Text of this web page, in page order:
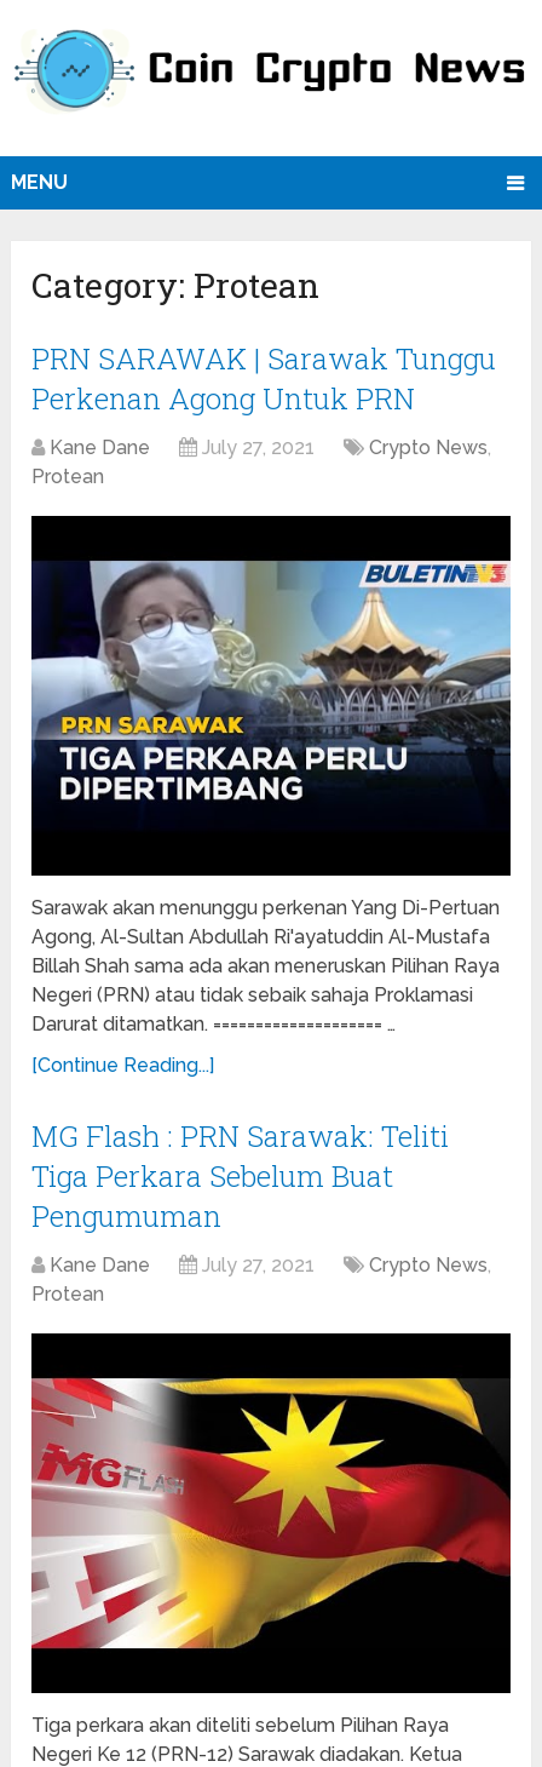
MENU
Category: Protean
PRN SARAWAK | Sarawak Tunggu
Perkenan Agong Untuk PRN
Kane Dane July 27, 2021 Crypto News,
Protean
Sarawak akan menunggu perkenan Yang Di-Pertuan
Agong, Al-Sultan Abdullah Ri'ayatuddin Al-Mustafa
Billah Shah sama ada akan meneruskan Pilihan Raya
Negeri (PRN) atau tidak sebaik sahaja Proklamasi
Darurat ditamatkan. ==================== …
[Continue Reading...]
MG Flash : PRN Sarawak: Teliti
Tiga Perkara Sebelum Buat
Pengumuman
Kane Dane July 27, 2021 Crypto News,
Protean
Tiga perkara akan diteliti sebelum Pilihan Raya
Negeri Ke 12 (PRN-12) Sarawak diadakan. Ketua